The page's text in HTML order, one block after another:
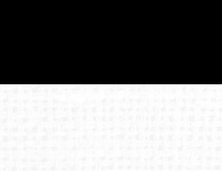
créer et de tendre